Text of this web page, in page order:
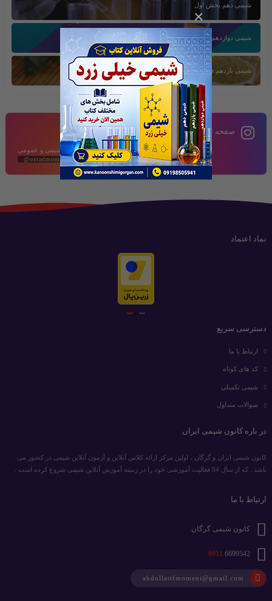
×
شیمی دهم بخش اول
شیمی دوازدهم بخش سوم
شیمی یازدهم فصل دوم
صفحه اینستاگرام
محتوای آموزشی شیمی و عمومی
@ostadmomeni2020
نماد اعتماد
دسترسی سریع
ارتباط با ما
کد های کوتاه
شیمی تکمیلی
سوالات متداول
در باره کانون شیمی ایران
کانون شیمی ایران و گرگان ، اولین مرکز ارائه کلاس آنلاین و آزمون آنلاین شیمی در کشور می
باشد . که از سال 84 فعالیت آموزشی خود را در زمینه آموزش آنلاین شیمی شروع کرده است .
ارتباط با ما
کانون شیمی گرگان
0911 6699542
abdollatifmomeni@gmail.com